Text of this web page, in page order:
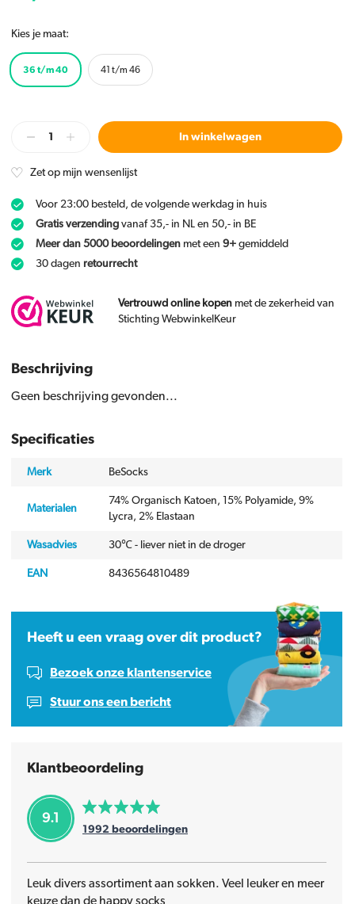
Kies je maat:
36 t/m 40 41 t/m 46
In winkelwagen
Zet op mijn wensenlijst
Voor 23:00 besteld, de volgende werkdag in huis
Gratis verzending vanaf 35,- in NL en 50,- in BE
Meer dan 5000 beoordelingen met een 9+ gemiddeld
30 dagen retourrecht
Vertrouwd online kopen met de zekerheid van
Stichting WebwinkelKeur
Beschrijving
Geen beschrijving gevonden...
Specificaties
Merk BeSocks
Materialen
74% Organisch Katoen, 15% Polyamide, 9%
Lycra, 2% Elastaan
Wasadvies 30℃ - liever niet in de droger
EAN 8436564810489
Heeft u een vraag over dit product?
Bezoek onze klantenservice
Stuur ons een bericht
Klantbeoordeling
9.1
1992 beoordelingen
Leuk divers assortiment aan sokken. Veel leuker en meer
keuze dan de happy socks